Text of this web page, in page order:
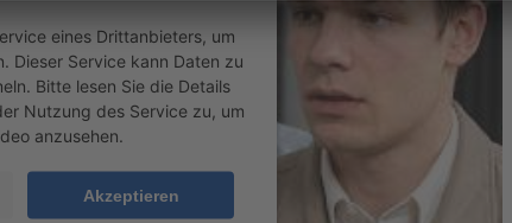
eines Drittanbieters, um
Dieser Service kann Daten zu
Bitte lesen Sie die Details
Nutzung des Service zu, um
anzusehen.
Akzeptieren